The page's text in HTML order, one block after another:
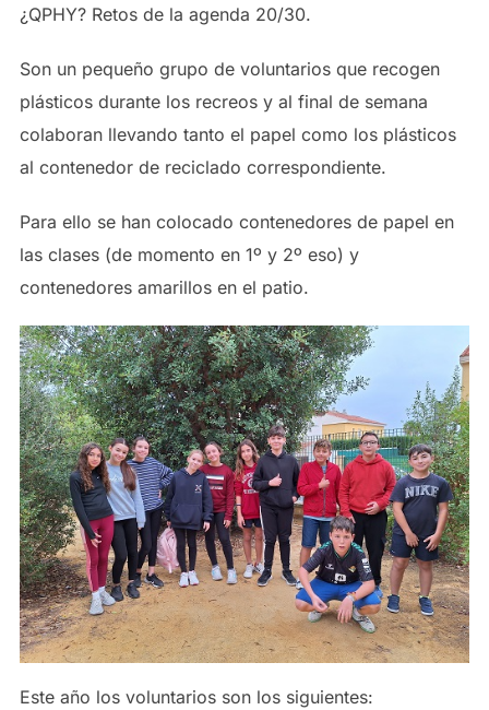
¿QPHY? Retos de la agenda 20/30.
Son un pequeño grupo de voluntarios que recogen
plásticos durante los recreos y al final de semana
colaboran llevando tanto el papel como los plásticos
al contenedor de reciclado correspondiente.
Para ello se han colocado contenedores de papel en
las clases (de momento en 1º y 2º eso) y
contenedores amarillos en el patio.
Este año los voluntarios son los siguientes: